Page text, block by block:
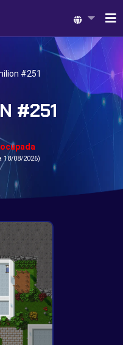
#251
#251
ocupada
18/08/2026)